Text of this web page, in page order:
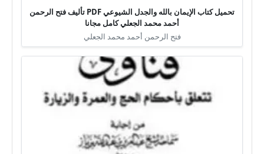
تحميل كتاب الإيمان بالله والجدل الشيوعي PDF تأليف فتح الرحمن
أحمد محمد الجعلي كامل مجانا
فتح الرحمن أحمد محمد الجعلي